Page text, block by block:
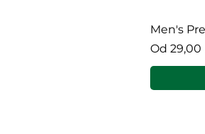
Men's
Od 29,00
Cena